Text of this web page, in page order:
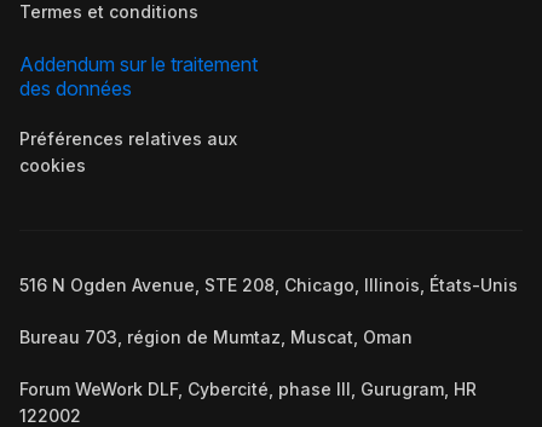
Termes et conditions
Addendum sur le traitement
des données
Préférences relatives aux
cookies
516 N Ogden Avenue, STE 208, Chicago, Illinois, États-Unis
Bureau 703, région de Mumtaz, Muscat, Oman
Forum WeWork DLF, Cybercité, phase III, Gurugram, HR
122002